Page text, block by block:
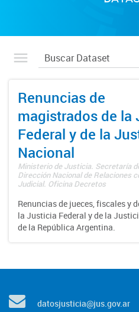
Renuncias de
magistrados de la
Federal y de la
Nacional
Ministerio de Justicia. Secretaría
Dirección Nacional de Relaciones
Judicial. Oficina Decretos
Renuncias de jueces, fiscales y
la Justicia Federal y de la
de la República Argentina.
datosjusticia@jus.gov.ar